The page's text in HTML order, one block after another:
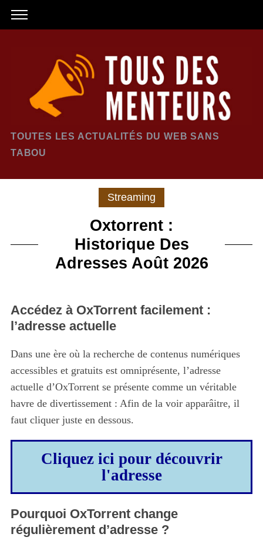
TOUTES LES ACTUALITÉS DU WEB SANS
TABOU
Streaming
Oxtorrent :
Historique Des
Adresses Août 2026
Accédez à OxTorrent facilement :
l’adresse actuelle
Dans une ère où la recherche de contenus numériques
accessibles et gratuits est omniprésente, l’adresse
actuelle d’OxTorrent se présente comme un véritable
havre de divertissement : Afin de la voir apparâitre, il
faut cliquer juste en dessous.
Cliquez ici pour découvrir
l'adresse
Pourquoi OxTorrent change
régulièrement d’adresse ?